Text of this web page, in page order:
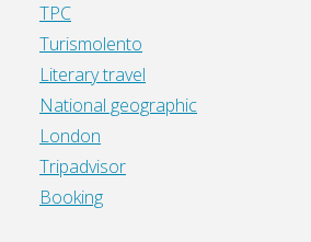
TPC
Turismolento
Literary travel
National geographic
London
Tripadvisor
Booking